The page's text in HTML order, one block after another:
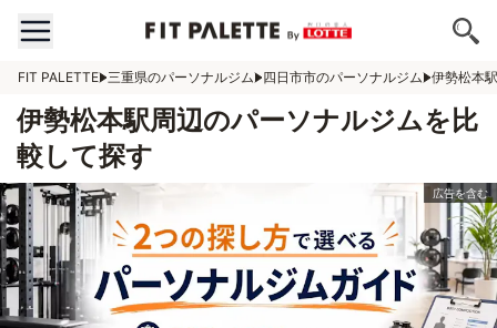
FIT PALETTE 三重県のパーソナルジム 四日市市のパーソナルジム 伊勢松本
伊勢松本駅周辺のパーソナルジムを比
較して探す